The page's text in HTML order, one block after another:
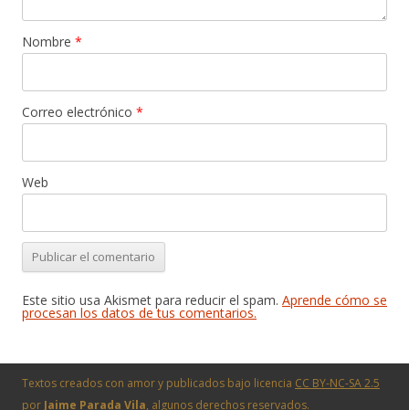
Nombre *
Correo electrónico *
Web
Este sitio usa Akismet para reducir el spam. Aprende cómo se
procesan los datos de tus comentarios.
Textos creados con amor y publicados bajo licencia CC BY-NC-SA 2.5
por Jaime Parada Vila, algunos derechos reservados.